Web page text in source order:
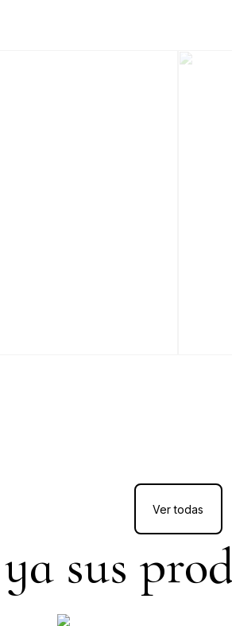
Ver todas
sus